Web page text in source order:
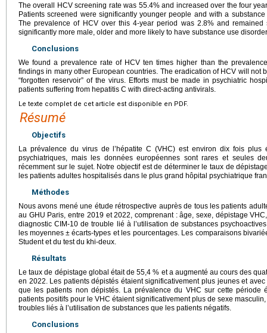
The overall HCV screening rate was 55.4% and increased over the four
Patients screened were significantly younger people and with a
The prevalence of HCV over this 4-year period was 2.8% and remained
significantly more male, older and more likely to have substance use
Conclusions
We found a prevalence rate of HCV ten times higher than the
findings in many other European countries. The eradication of HCV will not
“forgotten reservoir” of the virus. Efforts must be made in psychiatric
patients suffering from hepatitis C with direct-acting antivirals.
Le texte complet de cet article est disponible en PDF.
Résumé
Objectifs
La prévalence du virus de l’hépatite C (VHC) est environ dix fois plus
psychiatriques, mais les données européennes sont rares et seules
récemment sur le sujet. Notre objectif est de déterminer le taux de
les patients adultes hospitalisés dans le plus grand hôpital psychiatrique
Méthodes
Nous avons mené une étude rétrospective auprès de tous les patients
au GHU Paris, entre 2019 et 2022, comprenant : âge, sexe, dépistage
diagnostic CIM-10 de trouble lié à l’utilisation de substances
les moyennes ± écarts-types et les pourcentages. Les comparaisons
Student et du test du khi-deux.
Résultats
Le taux de dépistage global était de 55,4 % et a augmenté au cours des
en 2022. Les patients dépistés étaient significativement plus jeunes et
que les patients non dépistés. La prévalence du VHC sur cette période
patients positifs pour le VHC étaient significativement plus de sexe
troubles liés à l’utilisation de substances que les patients négatifs.
Conclusions